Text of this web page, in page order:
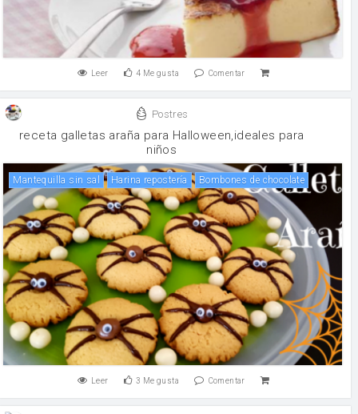
Leer 4 Me gusta Comentar
Postres
receta galletas araña para Halloween,ideales para
niños
mantequilla sin sal harina repostería bombones de chocolate
Leer 3 Me gusta Comentar